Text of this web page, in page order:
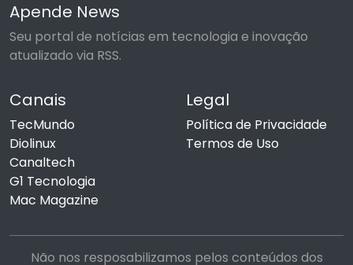
Apende News
Seu portal de notícias em tecnologia e inovação
atualizado via RSS.
Canais
TecMundo
Diolinux
Canaltech
G1 Tecnologia
Mac Magazine
Legal
Política de Privacidade
Termos de Uso
Não nos resposabilizamos pelos conteúdos dos